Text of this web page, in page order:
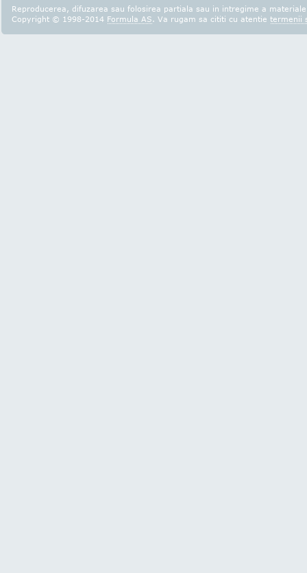
Reproducerea, difuzarea sau folosirea partiala sau in intregime a
Copyright © 1998-2014 Formula AS. Va rugam sa cititi cu atentie termenii